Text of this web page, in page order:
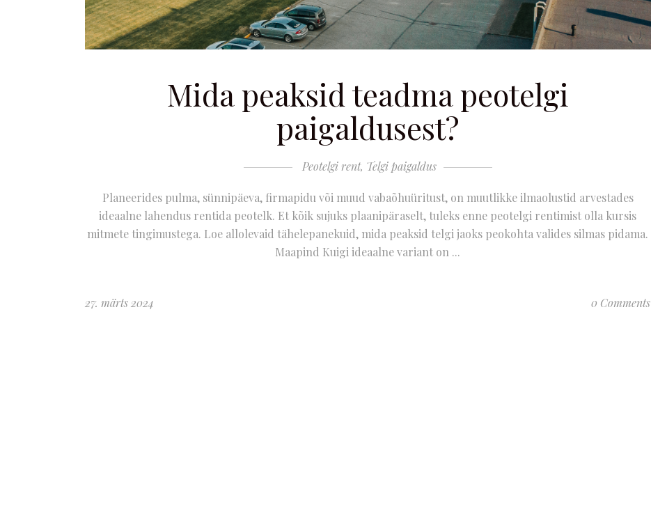
Mida peaksid teadma peotelgi
paigaldusest?
Peotelgi rent, Telgi paigaldus
Planeerides pulma, sünnipäeva, firmapidu või muud vabaõhuüritust, on muutlikke ilmaolustid arvestades
ideaalne lahendus rentida peotelk. Et kõik sujuks plaanipäraselt, tuleks enne peotelgi rentimist olla kursis
mitmete tingimustega. Loe allolevaid tähelepanekuid, mida peaksid telgi jaoks peokohta valides silmas pidama.
Maapind Kuigi ideaalne variant on
27. märts 2024 0 Comments